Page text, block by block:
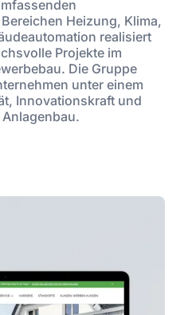
Heizung, Klima,
realisiert
Projekte im
Die Gruppe
unter einem
Innovationskraft und